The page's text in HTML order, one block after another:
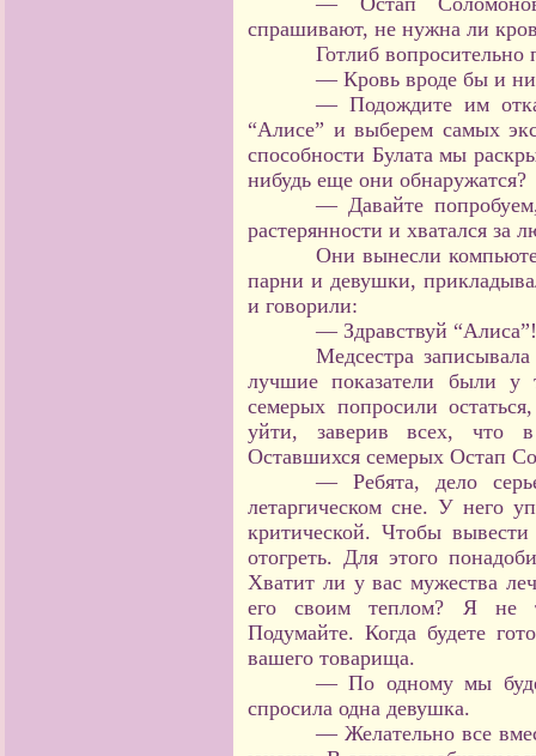
спрашивают, не нужна ли
Готлиб
— Кровь вроде бы и
— Подождите им
“Алисе” и выберем самых
способности Булата мы
нибудь еще они обнаружатся?
— Давайте
растерянности и хватался за
Они вынесли
парни и девушки,
и говорили:
— Здравствуй “Алиса”!
Медсестра
лучшие показатели были у
семерых попросили
уйти, заверив всех, что в
Оставшихся семерых Остап
— Ребята, дело
летаргическом сне. У него
критической. Чтобы вывести
отогреть. Для этого
Хватит ли у вас мужества
его своим теплом? Я не
Подумайте. Когда будете
вашего товарища.
— По одному мы
спросила одна девушка.
— Желательно все